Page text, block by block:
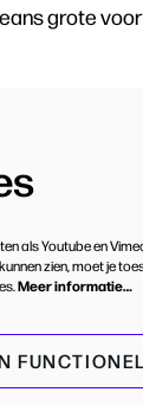
grote
als Youtube en
zien, moet je
Meer informatie…